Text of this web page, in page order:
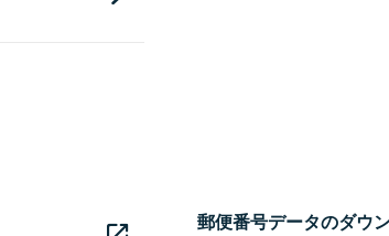
郵便番号データのダウ